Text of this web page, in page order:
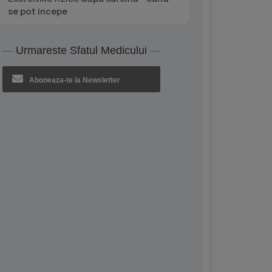
se pot incepe
Urmareste Sfatul Medicului
Aboneaza-te la Newsletter